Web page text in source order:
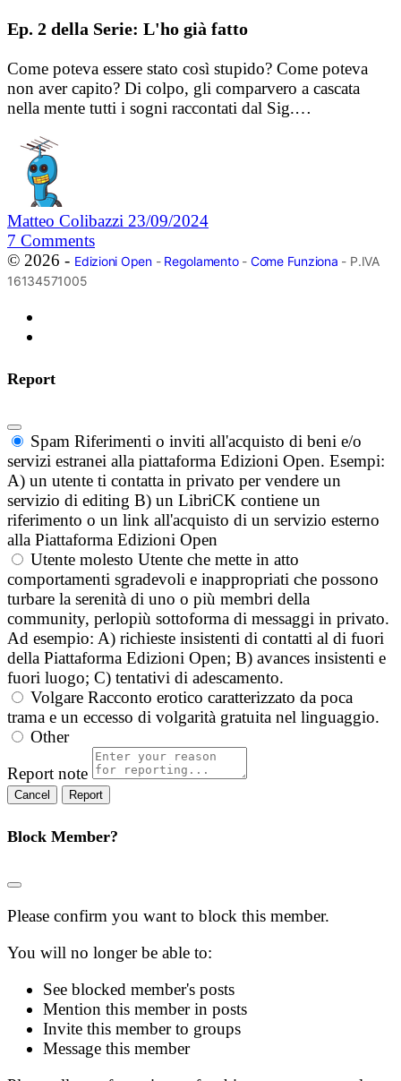
Ep. 2 della Serie: L'ho già fatto
Come poteva essere stato così stupido? Come poteva
non aver capito? Di colpo, gli comparvero a cascata
nella mente tutti i sogni raccontati dal Sig.…
Matteo Colibazzi 23/09/2024
7 Comments
© 2026 - Edizioni Open- Regolamento- Come Funziona - P.IVA
16134571005
Report
Spam Riferimenti o inviti all'acquisto di beni e/o
servizi estranei alla piattaforma Edizioni Open. Esempi:
A) un utente ti contatta in privato per vendere un
servizio di editing B) un LibriCK contiene un
riferimento o un link all'acquisto di un servizio esterno
alla Piattaforma Edizioni Open
Utente molesto Utente che mette in atto
comportamenti sgradevoli e inappropriati che possono
turbare la serenità di uno o più membri della
community, perlopiù sottoforma di messaggi in privato.
Ad esempio: A) richieste insistenti di contatti al di fuori
della Piattaforma Edizioni Open; B) avances insistenti e
fuori luogo; C) tentativi di adescamento.
Volgare Racconto erotico caratterizzato da poca
trama e un eccesso di volgarità gratuita nel linguaggio.
Other
Report note
Report
Block Member?
Please confirm you want to block this member.
You will no longer be able to:
See blocked member's posts
Mention this member in posts
Invite this member to groups
Message this member